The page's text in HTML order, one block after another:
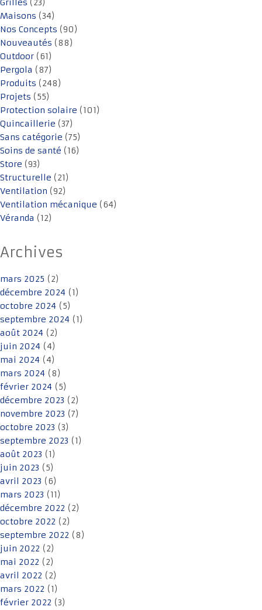
Grilles (23)
Maisons (34)
Nos Concepts (90)
Nouveautés (88)
Outdoor (61)
Pergola (87)
Produits (248)
Projets (55)
Protection solaire (101)
Quincaillerie (37)
Sans catégorie (75)
Soins de santé (16)
Store (93)
Structurelle (21)
Ventilation (92)
Ventilation mécanique (64)
Véranda (12)
Archives
mars 2025 (2)
décembre 2024 (1)
octobre 2024 (5)
septembre 2024 (1)
août 2024 (2)
juin 2024 (4)
mai 2024 (4)
mars 2024 (8)
février 2024 (5)
décembre 2023 (2)
novembre 2023 (7)
octobre 2023 (3)
septembre 2023 (1)
août 2023 (1)
juin 2023 (5)
avril 2023 (6)
mars 2023 (11)
décembre 2022 (2)
octobre 2022 (2)
septembre 2022 (8)
juin 2022 (2)
mai 2022 (2)
avril 2022 (2)
mars 2022 (1)
février 2022 (3)